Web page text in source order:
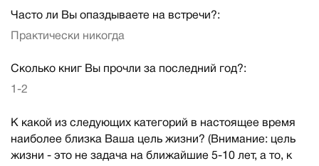
Часто ли Вы опаздываете на встречи?:
Практически никогда
Сколько книг Вы прочли за последний год?:
1-2
К какой из следующих категорий в настоящее время
наиболее близка Ваша цель жизни? (Внимание: цель
жизни - это не задача на ближайшие 5-10 лет, а то, к